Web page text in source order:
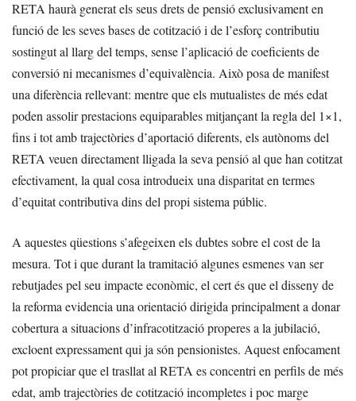
RETA haurà generat els seus drets de pensió exclusivament en
funció de les seves bases de cotització i de l’esforç contributiu
sostingut al llarg del temps, sense l’aplicació de coeficients de
conversió ni mecanismes d’equivalència. Això posa de manifest
una diferència rellevant: mentre que els mutualistes de més edat
poden assolir prestacions equiparables mitjançant la regla del 1×1,
fins i tot amb trajectòries d’aportació diferents, els autònoms del
RETA veuen directament lligada la seva pensió al que han cotitzat
efectivament, la qual cosa introdueix una disparitat en termes
d’equitat contributiva dins del propi sistema públic.
A aquestes qüestions s’afegeixen els dubtes sobre el cost de la
mesura. Tot i que durant la tramitació algunes esmenes van ser
rebutjades pel seu impacte econòmic, el cert és que el disseny de
la reforma evidencia una orientació dirigida principalment a donar
cobertura a situacions d’infracotització properes a la jubilació,
excloent expressament qui ja són pensionistes. Aquest enfocament
pot propiciar que el trasllat al RETA es concentri en perfils de més
edat, amb trajectòries de cotització incompletes i poc marge